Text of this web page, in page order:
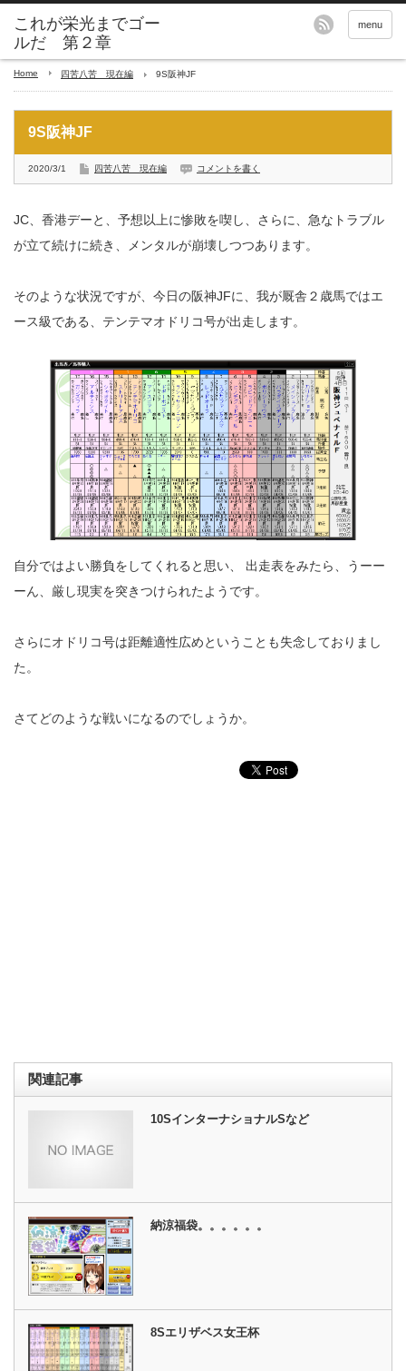
これが栄光までゴー
ルだ 第２章
menu
Home 四苦八苦 現在編 9S阪神JF
9S阪神JF
2020/3/1 四苦八苦 現在編 コメントを書く
JC、香港デーと、予想以上に惨敗を喫し、さらに、急なトラブル
が立て続けに続き、メンタルが崩壊しつつあります。
そのような状況ですが、今日の阪神JFに、我が厩舎２歳馬ではエ
ース級である、テンテマオドリコ号が出走します。
自分ではよい勝負をしてくれると思い、 出走表をみたら、うーー
ーん、厳し現実を突きつけられたようです。
さらにオドリコ号は距離適性広めということも失念しておりまし
た。
さてどのような戦いになるのでしょうか。
関連記事
10SインターナショナルSなど
納涼福袋。。。。。。
8Sエリザベス女王杯